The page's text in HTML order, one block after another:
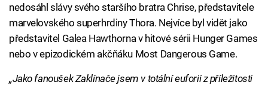
nedosáhl slávy svého staršího bratra Chrise, představitele
marvelovského superhrdiny Thora. Nejvíce byl vidět jako
představitel Galea Hawthorna v hitové sérii Hunger Games
nebo v epizodickém akčňáku Most Dangerous Game.
„Jako fanoušek Zaklínače jsem v totální euforii z příležitosti